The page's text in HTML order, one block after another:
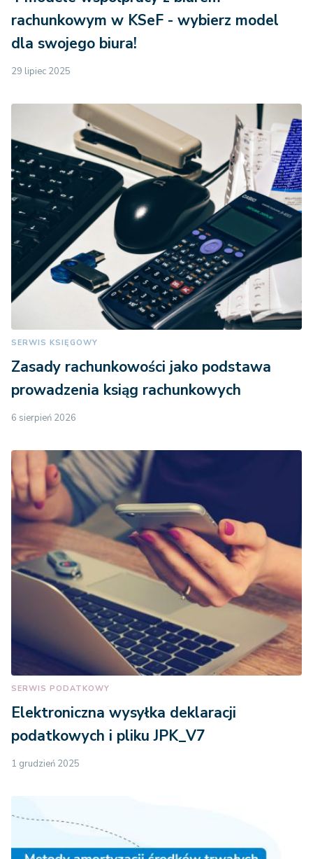
rachunkowym w KSeF - wybierz model
dla swojego biura!
29 lipiec 2025
SERWIS KSIĘGOWY
Zasady rachunkowości jako podstawa
prowadzenia ksiąg rachunkowych
6 sierpień 2026
SERWIS PODATKOWY
Elektroniczna wysyłka deklaracji
podatkowych i pliku JPK_V7
1 grudzień 2025